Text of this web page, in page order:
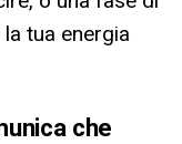
tua energia
che